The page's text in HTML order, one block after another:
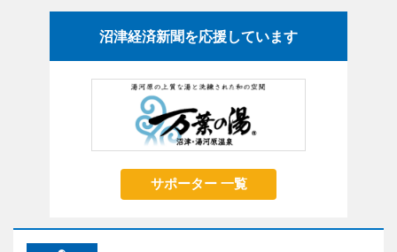
沼津経済新聞を応援しています
サポーター 一覧